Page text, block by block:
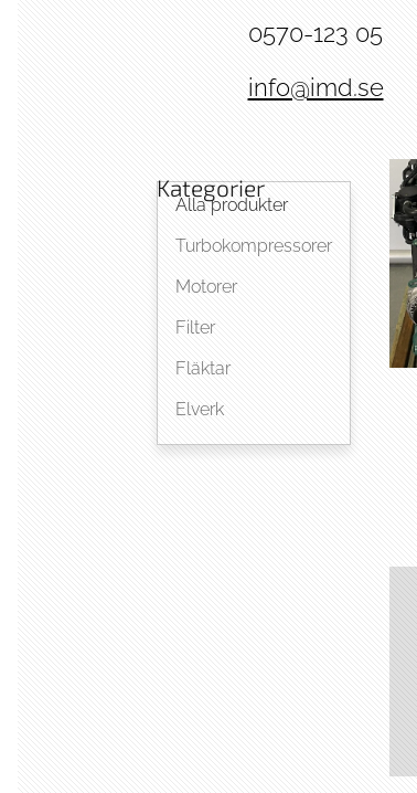
0570-123 05
info@imd.se
Kategorier
Alla produkter
Turbokompressorer
Motorer
Filter
Fläktar
Elverk